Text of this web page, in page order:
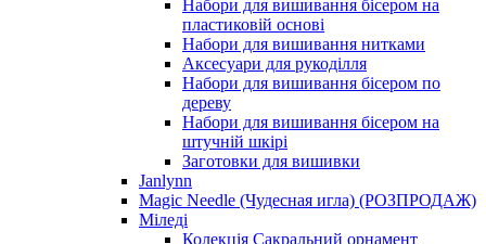
Набори для вишивання бісером на
пластиковій основі
Набори для вишивання нитками
Аксесуари для рукоділля
Набори для вишивання бісером по
дереву
Набори для вишивання бісером на
штучній шкірі
Заготовки для вишивки
Janlynn
Magic Needle (Чудесная игла) (РОЗПРОДАЖ)
Міледі
Колекція Сакральний орнамент